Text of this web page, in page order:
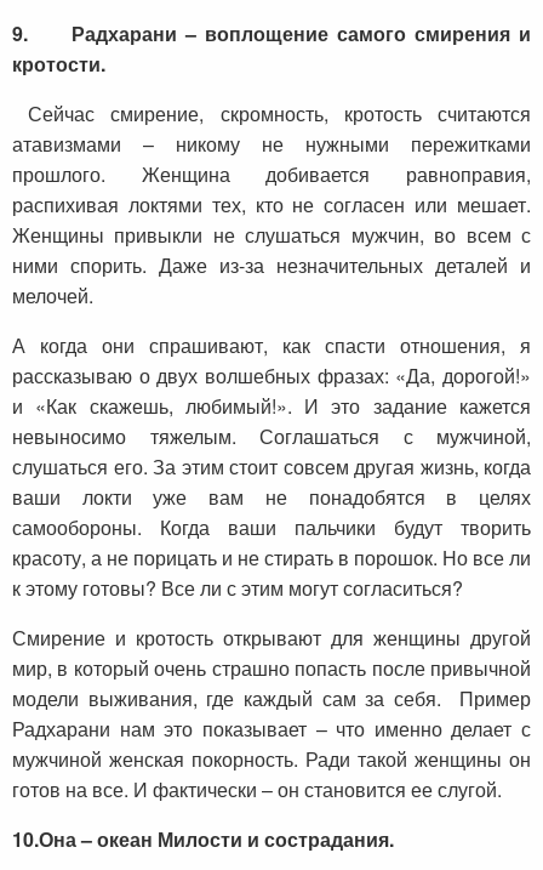
9. Радхарани – воплощение самого смирения и
кротости.
Сейчас смирение, скромность, кротость считаются
атавизмами – никому не нужными пережитками
прошлого. Женщина добивается равноправия,
распихивая локтями тех, кто не согласен или мешает.
Женщины привыкли не слушаться мужчин, во всем с
ними спорить. Даже из-за незначительных деталей и
мелочей.
А когда они спрашивают, как спасти отношения, я
рассказываю о двух волшебных фразах: «Да, дорогой!»
и «Как скажешь, любимый!». И это задание кажется
невыносимо тяжелым. Соглашаться с мужчиной,
слушаться его. За этим стоит совсем другая жизнь, когда
ваши локти уже вам не понадобятся в целях
самообороны. Когда ваши пальчики будут творить
красоту, а не порицать и не стирать в порошок. Но все ли
к этому готовы? Все ли с этим могут согласиться?
Смирение и кротость открывают для женщины другой
мир, в который очень страшно попасть после привычной
модели выживания, где каждый сам за себя. Пример
Радхарани нам это показывает – что именно делает с
мужчиной женская покорность. Ради такой женщины он
готов на все. И фактически – он становится ее слугой.
10.Она – океан Милости и сострадания.